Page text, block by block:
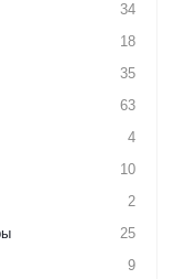
34
18
35
63
4
10
2
25
9